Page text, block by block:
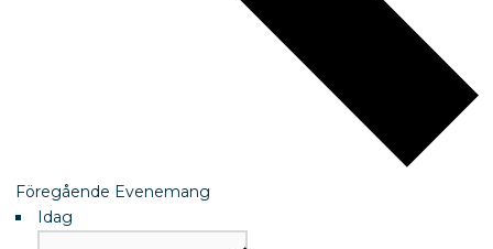
Föregående Evenemang
Idag